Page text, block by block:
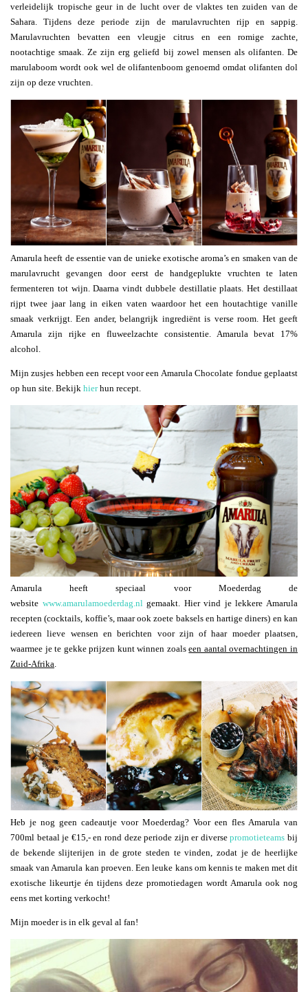
verleidelijk tropische geur in de lucht over de vlaktes ten zuiden van de
Sahara. Tijdens deze periode zijn de marulavruchten rijp en sappig.
Marulavruchten bevatten een vleugje citrus en een romige zachte,
nootachtige smaak. Ze zijn erg geliefd bij zowel mensen als olifanten. De
marulaboom wordt ook wel de olifantenboom genoemd omdat olifanten dol
zijn op deze vruchten.
Amarula heeft de essentie van de unieke exotische aroma’s en smaken van de
marulavrucht gevangen door eerst de handgeplukte vruchten te laten
fermenteren tot wijn. Daarna vindt dubbele destillatie plaats. Het destillaat
rijpt twee jaar lang in eiken vaten waardoor het een houtachtige vanille
smaak verkrijgt. Een ander, belangrijk ingrediënt is verse room. Het geeft
Amarula zijn rijke en fluweelzachte consistentie. Amarula bevat 17%
alcohol.
Mijn zusjes hebben een recept voor een Amarula Chocolate fondue geplaatst
op hun site. Bekijk hierhun recept.
Amarula heeft speciaal voor Moederdag de
website www.amarulamoederdag.nlgemaakt. Hier vind je lekkere Amarula
recepten (cocktails, koffie’s, maar ook zoete baksels en hartige diners) en kan
iedereen lieve wensen en berichten voor zijn of haar moeder plaatsen,
waarmee je te gekke prijzen kunt winnen zoalseen aantal overnachtingen in
Zuid-Afrika.
Heb je nog geen cadeautje voor Moederdag? Voor een fles Amarula van
700ml betaal je €15,- en rond deze periode zijn er diversepromotieteams bij
de bekende slijterijen in de grote steden te vinden, zodat je de heerlijke
smaak van Amarula kan proeven. Een leuke kans om kennis te maken met dit
exotische likeurtje én tijdens deze promotiedagen wordt Amarula ook nog
eens met korting verkocht!
Mijn moeder is in elk geval al fan!